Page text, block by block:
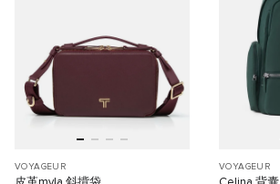
VOYAGEUR VOYAGEUR